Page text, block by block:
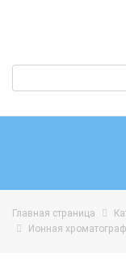
Главная страница
Ионная